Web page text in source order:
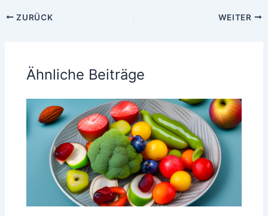
ZURÜCK WEITER
Ähnliche Beiträge